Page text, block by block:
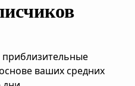
ваших средних